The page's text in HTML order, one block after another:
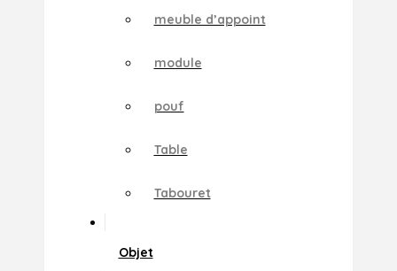
meuble d’appoint
module
pouf
Table
Tabouret
Objet